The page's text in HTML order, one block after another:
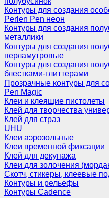
Контуры для создания
Perlen Pen неон
Контуры для создания
металлики
Контуры для создания
перламутровые
Контуры для создания
блестками-глиттерами
Прозрачные контуры для
Pen Magic
Клеи и клеящие пистолеты
Клей для творчества
Клей для страз
UHU
Клеи аэрозольные
Клеи временной фиксации
Клей для декупажа
Клеи для золочения
Скотч, стикеры, клеевые
Контуры и рельефы
Контуры Cadence